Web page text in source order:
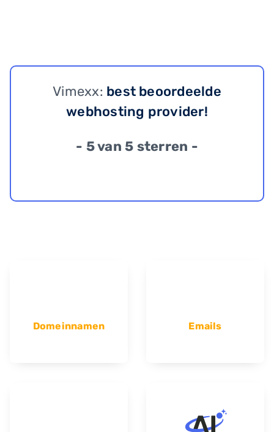
Vimexx: best beoordeelde
webhosting provider!
- 5 van 5 sterren -
Domeinnamen Emails